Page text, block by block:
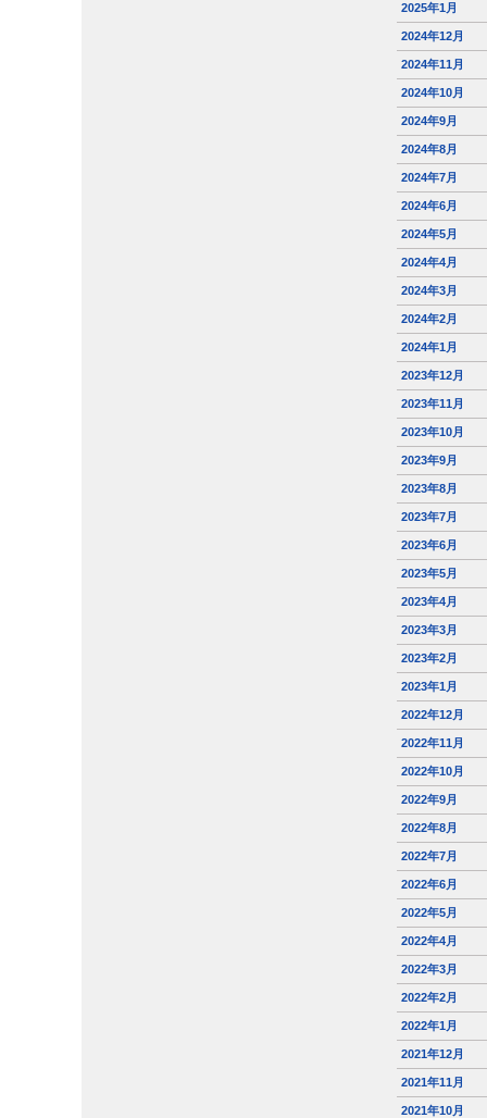
2025年1月
2024年12月
2024年11月
2024年10月
2024年9月
2024年8月
2024年7月
2024年6月
2024年5月
2024年4月
2024年3月
2024年2月
2024年1月
2023年12月
2023年11月
2023年10月
2023年9月
2023年8月
2023年7月
2023年6月
2023年5月
2023年4月
2023年3月
2023年2月
2023年1月
2022年12月
2022年11月
2022年10月
2022年9月
2022年8月
2022年7月
2022年6月
2022年5月
2022年4月
2022年3月
2022年2月
2022年1月
2021年12月
2021年11月
2021年10月